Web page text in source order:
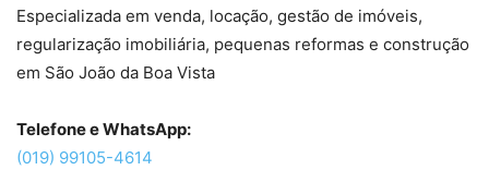
Especializada em venda, locação, gestão de imóveis,
regularização imobiliária, pequenas reformas e construção
em São João da Boa Vista
Telefone e WhatsApp:
(019) 99105-4614